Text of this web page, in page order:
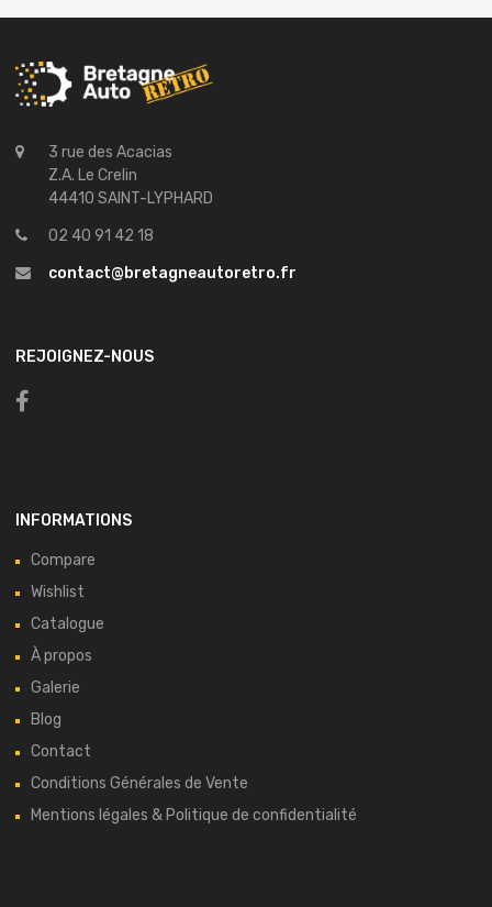
3 rue des Acacias
Z.A. Le Crelin
44410 SAINT-LYPHARD
02 40 91 42 18
contact@bretagneautoretro.fr
REJOIGNEZ-NOUS
INFORMATIONS
Compare
Wishlist
Catalogue
À propos
Galerie
Blog
Contact
Conditions Générales de Vente
Mentions légales & Politique de confidentialité